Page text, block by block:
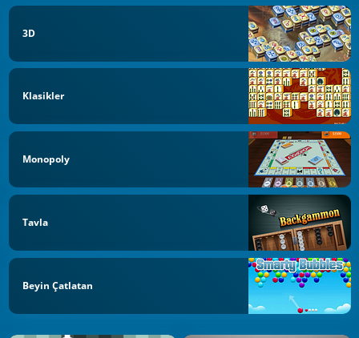
3D
Klasikler
Monopoly
Tavla
Beyin Çatlatan